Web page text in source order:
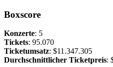
Boxscore
Konzerte: 5
Tickets: 95.070
Ticketumsatz: $11.347.305
Durchschnittlicher Ticketpreis: